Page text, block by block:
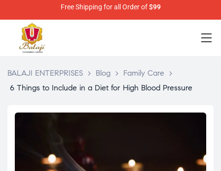
Free Shipping for all Order of$99
BALAJI ENTERPRISES > Blog > Family Care
>
6 Things to Include in a Diet for High Blood Pressure